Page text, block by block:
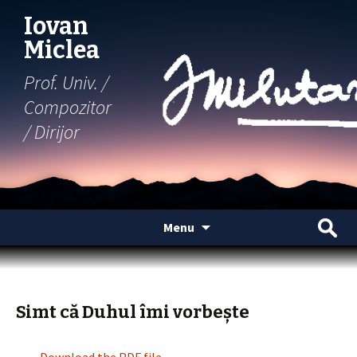
Iovan
Miclea
Prof. Univ. /
Compozitor
/ Dirijor
Menu
content
Search
for:
Simt că Duhul îmi vorbește